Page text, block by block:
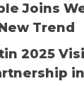
Joins
Trend
2025